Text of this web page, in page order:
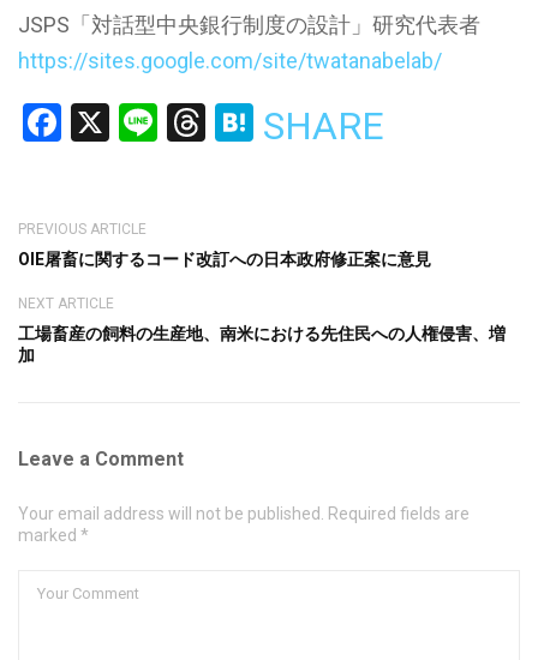
JSPS「対話型中央銀行制度の設計」研究代表者
https://sites.google.com/site/twatanabelab/
Facebook
X LineThreads
Hatena
SHARE
PREVIOUS ARTICLE
OIE屠畜に関するコード改訂への日本政府修正案に意見
NEXT ARTICLE
工場畜産の飼料の生産地、南米における先住民への人権侵害、増
加
Leave a Comment
Your email address will not be published. Required fields are
marked *